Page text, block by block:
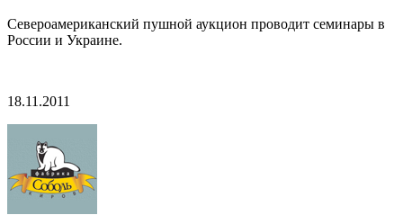
Североамериканский пушной аукцион проводит семинары в
России и Украине.
18.11.2011